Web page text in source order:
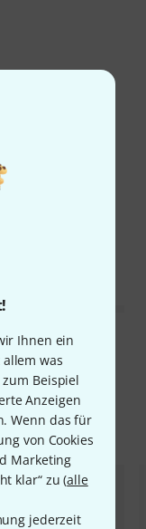
Ihnen ein
was
Beispiel
Anzeigen
Wenn das für
von Cookies
Marketing
klar“ zu (alle
jederzeit
so nett.
schnell und